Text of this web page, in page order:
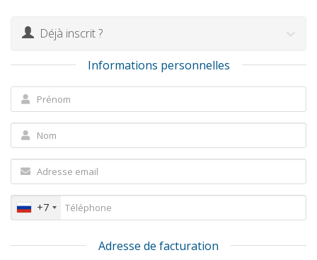
Déjà inscrit ?
Informations personnelles
+7
Adresse de facturation